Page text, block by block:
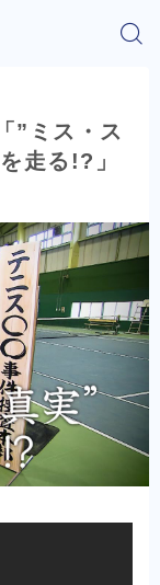
”ミス・ス
走る!?」